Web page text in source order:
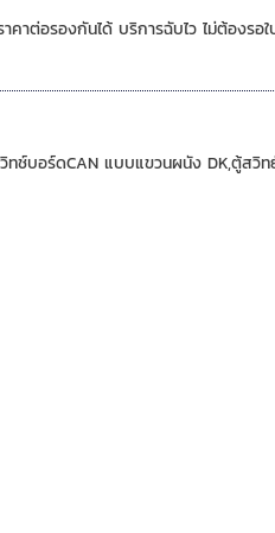
ต่อรองกันได้ บริการฉับไว ไม่ต้องรอ
ทช์บอร์ดCAN แบบแขวนผนัง DK,ตู้ส